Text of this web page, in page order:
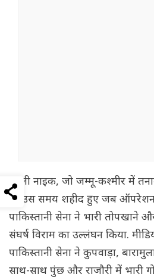
मुरली नाइक, जो जम्मू-कश्मीर में
थे, उस समय शहीद हुए जब
पाकिस्तानी सेना ने भारी तोपखाने
संघर्ष विराम का उल्लंघन किया.
पाकिस्तानी सेना ने कुपवाड़ा,
साथ-साथ पुंछ और राजौरी में भारी